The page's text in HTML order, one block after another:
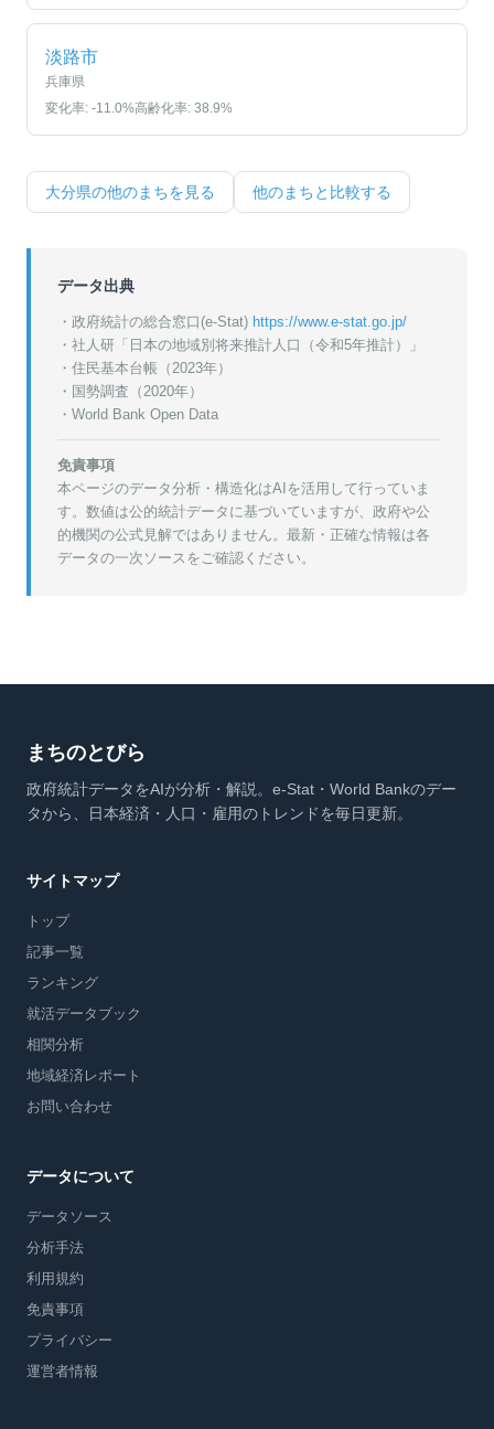
淡路市
兵庫県
変化率: -11.0%高齢化率: 38.9%
大分県の他のまちを見る 他のまちと比較する
データ出典
・政府統計の総合窓口(e-Stat) https://www.e-stat.go.jp/
・ 社人研「日本の地域別将来推計人口（令和5年推計）」
・ 住民基本台帳（2023年）
・ 国勢調査（2020年）
・World Bank Open Data
免責事項
本ページのデータ分析・構造化はAIを活用して行っていま
す。数値は公的統計データに基づいていますが、政府や公
的機関の公式見解ではありません。最新・正確な情報は各
データの一次ソースをご確認ください。
まちのとびら
政府統計データをAIが分析・解説。e-Stat・World Bankのデー
タから、日本経済・人口・雇用のトレンドを毎日更新。
サイトマップ
トップ
記事一覧
ランキング
就活データブック
相関分析
地域経済レポート
お問い合わせ
データについて
データソース
分析手法
利用規約
免責事項
プライバシー
運営者情報